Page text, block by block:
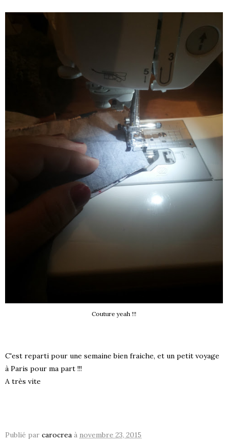
Couture yeah !!!
C'est reparti pour une semaine bien fraiche, et un petit voyage
à Paris pour ma part !!!
A très vite
Publié par carocrea à novembre 23, 2015